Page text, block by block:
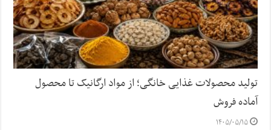
تولید محصولات غذایی خانگی؛ از مواد ارگانیک تا محصول
آماده فروش
۱۴۰۵/۰۵/۱۵